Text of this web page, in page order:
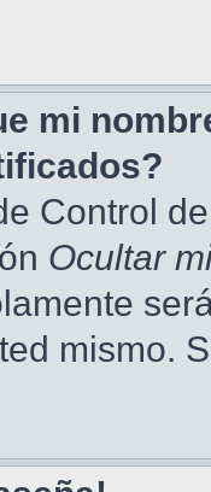
mi
Control
Ocultar
mismo.